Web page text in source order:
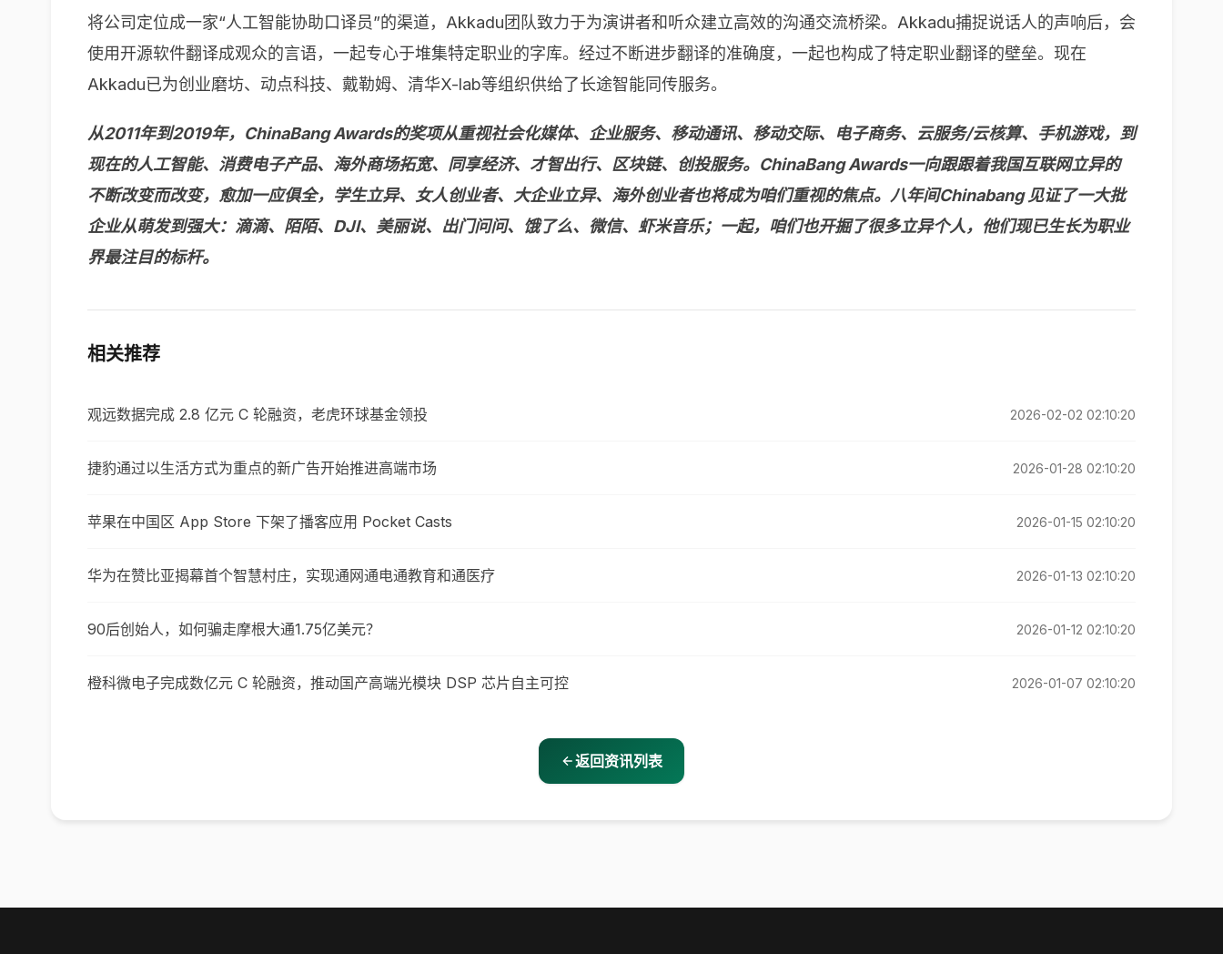
将公司定位成一家“人工智能协助口译员”的渠道，Akkadu团队致力于为演讲者和听众建立高效的沟通交流桥梁。Akkadu捕捉说话人的声响后，会
使用开源软件翻译成观众的言语，一起专心于堆集特定职业的字库。经过不断进步翻译的准确度，一起也构成了特定职业翻译的壁垒。现在
Akkadu已为创业磨坊、动点科技、戴勒姆、清华X-lab等组织供给了长途智能同传服务。
从2011年到2019年，ChinaBang Awards的奖项从重视社会化媒体、企业服务、移动通讯、移动交际、电子商务、云服务/云核算、手机游戏，到
现在的人工智能、消费电子产品、海外商场拓宽、同享经济、才智出行、区块链、创投服务。ChinaBang Awards一向跟跟着我国互联网立异的
不断改变而改变，愈加一应俱全，学生立异、女人创业者、大企业立异、海外创业者也将成为咱们重视的焦点。八年间Chinabang 见证了一大批
企业从萌发到强大：滴滴、陌陌、DJI、美丽说、出门问问、饿了么、微信、虾米音乐；一起，咱们也开掘了很多立异个人，他们现已生长为职业
界最注目的标杆。
相关推荐
观远数据完成 2.8 亿元 C 轮融资，老虎环球基金领投 2026-02-02 02:10:20
捷豹通过以生活方式为重点的新广告开始推进高端市场 2026-01-28 02:10:20
苹果在中国区 App Store 下架了播客应用 Pocket Casts 2026-01-15 02:10:20
华为在赞比亚揭幕首个智慧村庄，实现通网通电通教育和通医疗 2026-01-13 02:10:20
90后创始人，如何骗走摩根大通1.75亿美元？ 2026-01-12 02:10:20
橙科微电子完成数亿元 C 轮融资，推动国产高端光模块 DSP 芯片自主可控 2026-01-07 02:10:20
返回资讯列表